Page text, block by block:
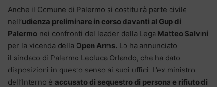
Anche il Comune di Palermo si costituirà parte civile
nell’udienza preliminare in corso davanti al Gup di
Palermo nei confronti del leader della Lega Matteo Salvini
per la vicenda della Open Arms. Lo ha annunciato
il sindaco di Palermo Leoluca Orlando, che ha dato
disposizioni in questo senso ai suoi uffici. L’ex ministro
dell’Interno è accusato di sequestro di persona e rifiuto di